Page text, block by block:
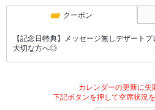
クーポン
【記念日特典】メッセージ無しデザート
大切な方へ◎
カレンダーの更新に失
下記ボタンを押して空席状況